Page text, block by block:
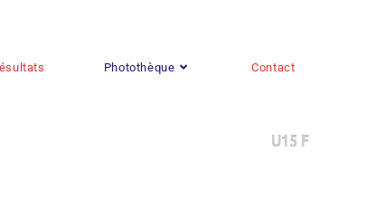
Photothèque Contact
U15 F